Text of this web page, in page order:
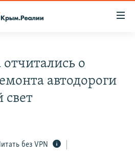
11 ИСТОРИЙ СОПРОТИВЛЕНИЯ
о
автодороги
свет
без VPN